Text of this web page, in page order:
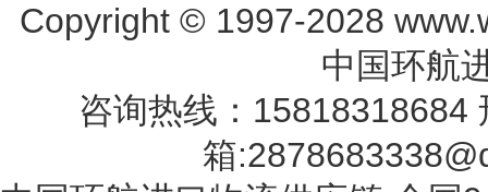
Copyright © 1997-2028
中国环航
咨询热线：15818318684
箱